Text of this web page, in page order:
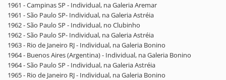
1961 - Campinas SP - Individual, na Galeria Aremar
1961 - São Paulo SP- Individual, na Galeria Astréia
1962 - São Paulo SP - Individual, no Clubinho
1962 - São Paulo SP- Individual, na Galeria Astréia
1963 - Rio de Janeiro RJ - Individual, na Galeria Bonino
1964 - Buenos Aires (Argentina) - Individual, na Galeria Bonino
1964 - São Paulo SP - Individual, na Galeria Astréia
1965 - Rio de Janeiro RJ - Individual, na Galeria Bonino